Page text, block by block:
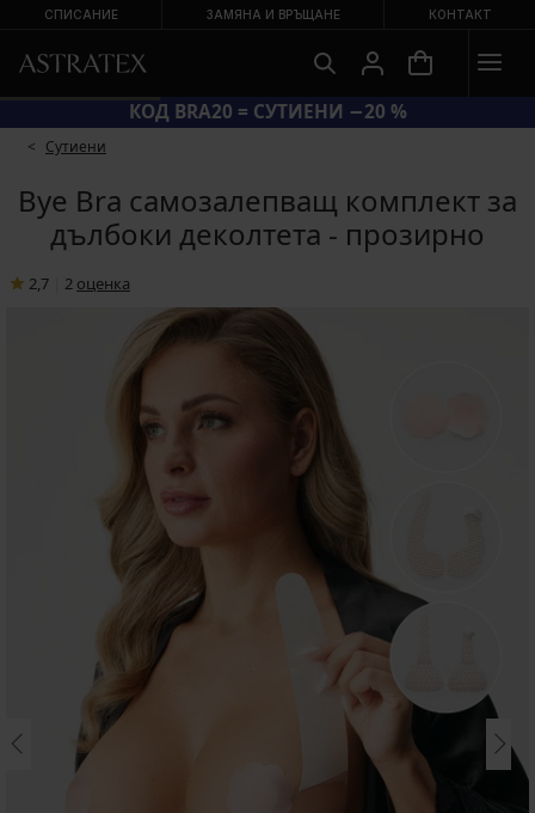
СПИСАНИЕ ЗАМЯНА И ВРЪЩАНЕ КОНТАКТ
КОД BRA20 = СУТИЕНИ −20 %
Сутиени
Bye Bra самозалепващ комплект за
дълбоки деколтета - прозирно
2,7 2 oценка